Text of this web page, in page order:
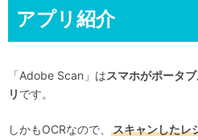
アプリ紹介
「Adobe Scan」はスマホがポータ
リ です。
しかもOCRなので、
スキャンしたレ